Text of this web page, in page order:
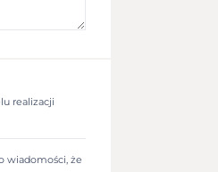
realizacji
wiadomości, że